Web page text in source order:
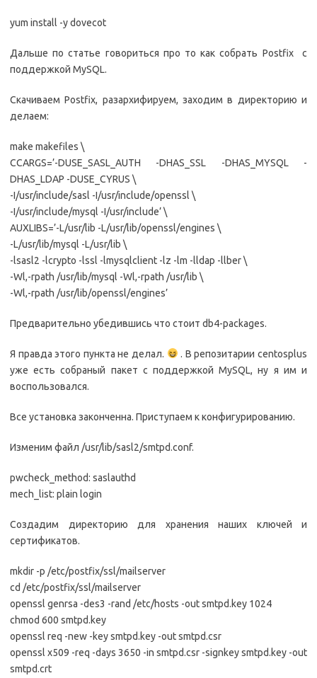
yum install -y dovecot
Дальше по статье говориться про то как собрать Postfix с
поддержкой MySQL.
Скачиваем Postfix, разархифируем, заходим в директорию и
делаем:
make makefiles \
CCARGS=’-DUSE_SASL_AUTH -DHAS_SSL -DHAS_MYSQL -
DHAS_LDAP -DUSE_CYRUS \
-I/usr/include/sasl -I/usr/include/openssl \
-I/usr/include/mysql -I/usr/include’ \
AUXLIBS=’-L/usr/lib -L/usr/lib/openssl/engines \
-L/usr/lib/mysql -L/usr/lib \
-lsasl2 -lcrypto -lssl -lmysqlclient -lz -lm -lldap -llber \
-Wl,-rpath /usr/lib/mysql -Wl,-rpath /usr/lib \
-Wl,-rpath /usr/lib/openssl/engines’
Предварительно убедившись что стоит db4-packages.
Я правда этого пункта не делал.
. В репозитарии centosplus
уже есть собраный пакет с поддержкой MySQL, ну я им и
воспользовался.
Все установка законченна. Приступаем к конфигурированию.
Изменим файл /usr/lib/sasl2/smtpd.conf.
pwcheck_method: saslauthd
mech_list: plain login
Создадим директорию для хранения наших ключей и
сертификатов.
mkdir -p /etc/postfix/ssl/mailserver
cd /etc/postfix/ssl/mailserver
openssl genrsa -des3 -rand /etc/hosts -out smtpd.key 1024
chmod 600 smtpd.key
openssl req -new -key smtpd.key -out smtpd.csr
openssl x509 -req -days 3650 -in smtpd.csr -signkey smtpd.key -out
smtpd.crt